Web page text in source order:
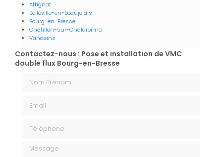
Attignat
Belleville-en-Beaujolais
Bourg-en-Bresse
Châtillon-sur-Chalaronne
Vandeins
Contactez-nous : Pose et installation de VMC
double flux Bourg-en-Bresse
Message